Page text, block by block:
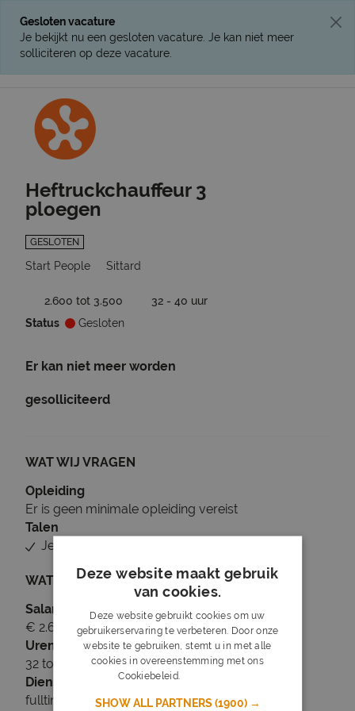
Gesloten vacature
Je bekijkt nu een gesloten vacature. Je kan niet meer
solliciteren op deze vacature.
Heftruckchauffeur 3
ploegen
GESLOTEN
Start People Sittard
2.600 tot 3.500
32 - 40 uur
Status
Gesloten
Er kan niet meer worden
gesolliciteerd
WAT WIJ VRAGEN
Opleiding
Er is geen minimale opleiding vereist
Talen
Je beheerst Nederlands
WAT WIJ BIEDEN
Salaris
€ 2.600 tot € 3.500
Uren
32 tot 40 uur per week
Dienstverband
fulltime
Deze website maakt gebruik
van cookies.
Deze website gebruikt cookies om uw
gebruikerservaring te verbeteren. Door onze
website te gebruiken, stemt u in met alle
cookies in overeenstemming met ons
Cookiebeleid.
SHOW ALL PARTNERS(1900) →